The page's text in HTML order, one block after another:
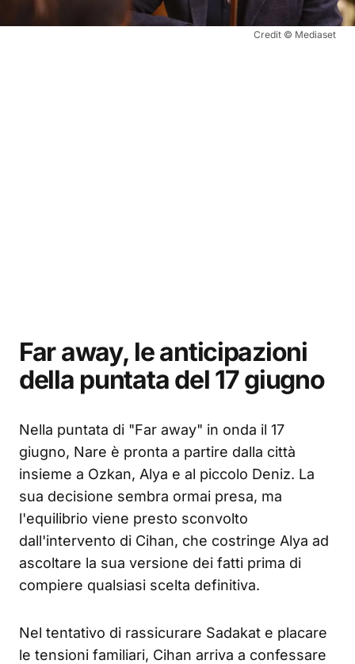
Credit © Mediaset
Far away, le anticipazioni
della puntata del 17 giugno
Nella puntata di "Far away" in onda il 17
giugno, Nare è pronta a partire dalla città
insieme a Ozkan, Alya e al piccolo Deniz. La
sua decisione sembra ormai presa, ma
l'equilibrio viene presto sconvolto
dall'intervento di Cihan, che costringe Alya ad
ascoltare la sua versione dei fatti prima di
compiere qualsiasi scelta definitiva.
Nel tentativo di rassicurare Sadakat e placare
le tensioni familiari, Cihan arriva a confessare